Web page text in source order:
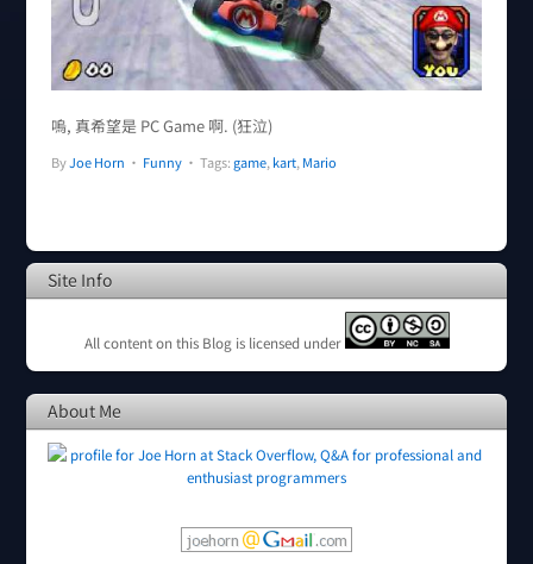
嗚, 真希望是 PC Game 啊. (狂泣)
ByJoe Horn • Funny • Tags:game,kart,Mario
Site Info
All content on this Blog is licensed under
About Me